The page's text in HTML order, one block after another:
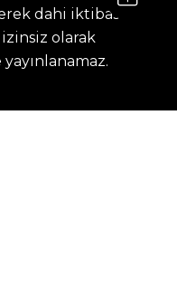
dahi iktibas
olarak